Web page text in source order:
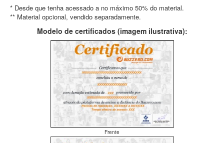
* Desde que tenha acessado a no máximo 50% do material.
** Material opcional, vendido separadamente.
Modelo de certificados (imagem ilustrativa):
Frente